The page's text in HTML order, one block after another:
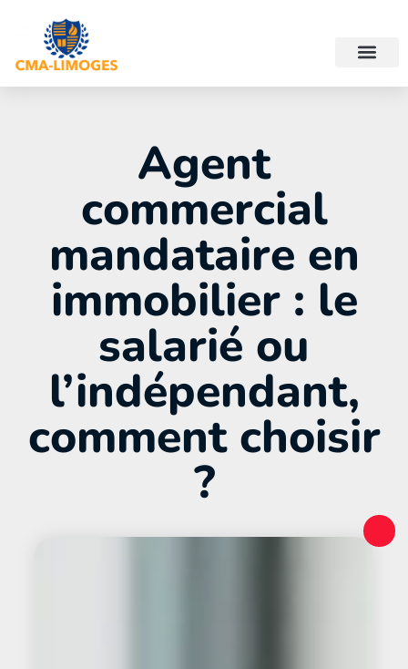
Agent
commercial
mandataire en
immobilier : le
salarié ou
l’indépendant,
comment choisir
?